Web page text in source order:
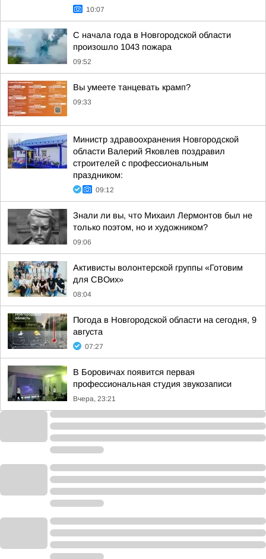
10:07
С начала года в Новгородской области
произошло 1043 пожара
09:52
Вы умеете танцевать крамп?
09:33
Министр здравоохранения Новгородской
области Валерий Яковлев поздравил
строителей с профессиональным
праздником:
09:12
Знали ли вы, что Михаил Лермонтов был не
только поэтом, но и художником?
09:06
Активисты волонтерской группы «Готовим
для СВОих»
08:04
Погода в Новгородской области на сегодня, 9
августа
07:27
В Боровичах появится первая
профессиональная студия звукозаписи
Вчера, 23:21